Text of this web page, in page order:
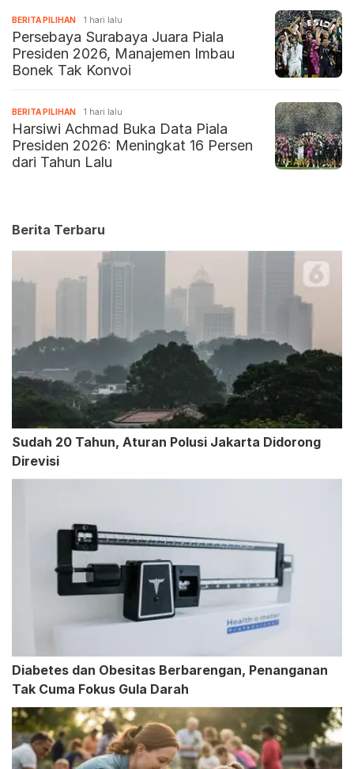
BERITA PILIHAN 1 hari lalu
Persebaya Surabaya Juara Piala
Presiden 2026, Manajemen Imbau
Bonek Tak Konvoi
BERITA PILIHAN 1 hari lalu
Harsiwi Achmad Buka Data Piala
Presiden 2026: Meningkat 16 Persen
dari Tahun Lalu
Berita Terbaru
Sudah 20 Tahun, Aturan Polusi Jakarta Didorong
Direvisi
Diabetes dan Obesitas Berbarengan, Penanganan
Tak Cuma Fokus Gula Darah